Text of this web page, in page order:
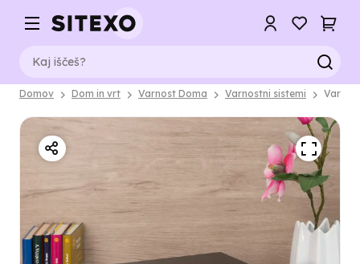
Domov Dom in vrt Varnost Doma Varnostni sistemi Varna